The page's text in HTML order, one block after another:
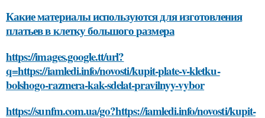
Какие материалы используются для изготовления
платьев в клетку большого размера
https://images.google.tt/url?
q=https://iamledi.info/novosti/kupit-plate-v-kletku-
bolshogo-razmera-kak-sdelat-pravilnyy-vybor
https://sunfm.com.ua/go?https://iamledi.info/novosti/kupit-